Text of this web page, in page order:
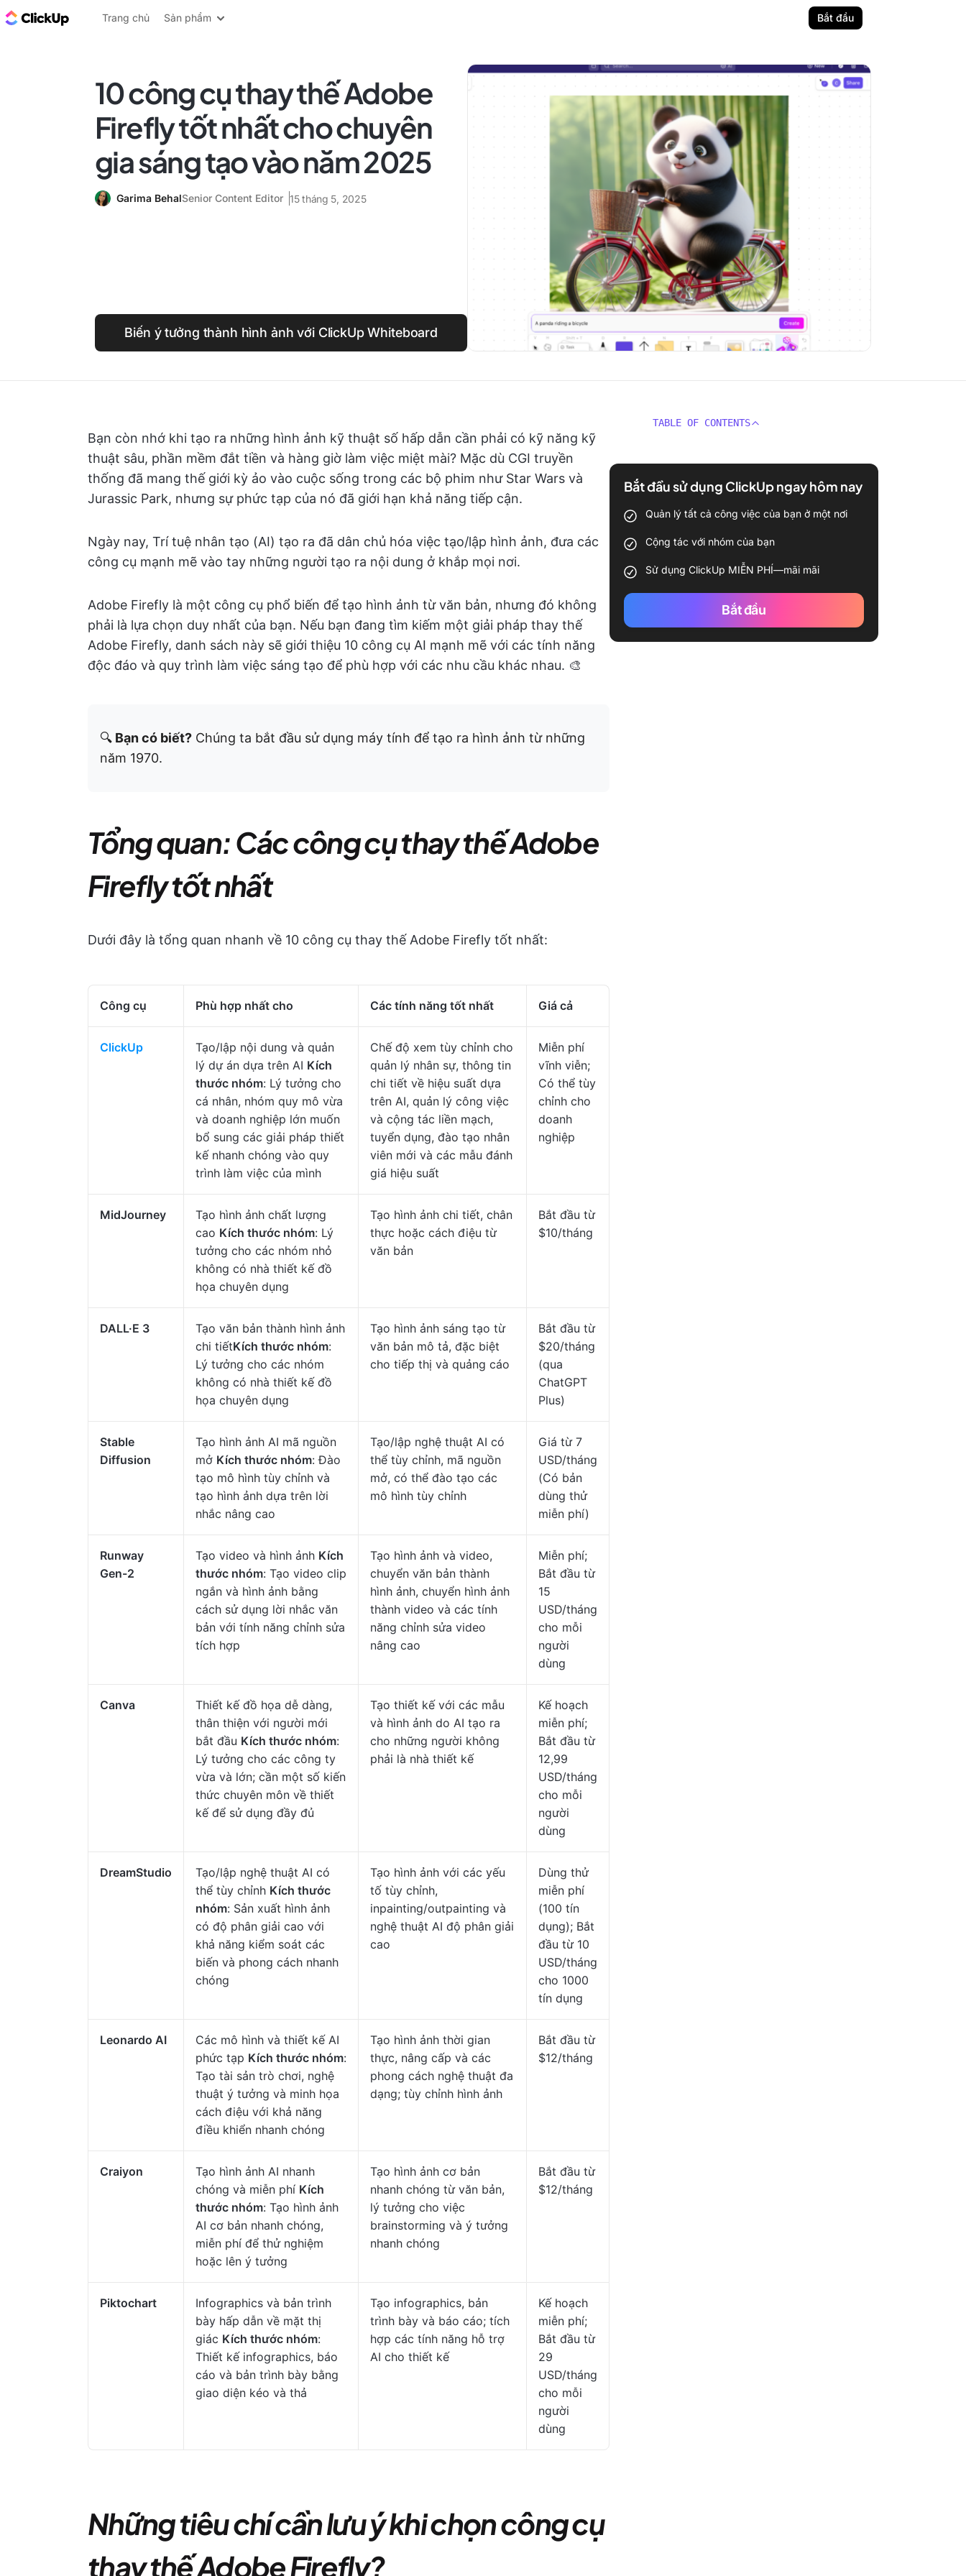
ClickUp Blog
Trang chủ Sản phẩm Bắt đầu
10 công cụ thay thế Adobe
Firefly tốt nhất cho chuyên
gia sáng tạo vào năm 2025
Garima BehalSenior Content Editor 15 tháng 5, 2025
Biến ý tưởng thành hình ảnh với ClickUp Whiteboard
Bạn còn nhớ khi tạo ra những hình ảnh kỹ thuật số hấp dẫn cần phải có kỹ năng kỹ
thuật sâu, phần mềm đắt tiền và hàng giờ làm việc miệt mài? Mặc dù CGI truyền
thống đã mang thế giới kỳ ảo vào cuộc sống trong các bộ phim như Star Wars và
Jurassic Park, nhưng sự phức tạp của nó đã giới hạn khả năng tiếp cận.
Ngày nay, Trí tuệ nhân tạo (AI) tạo ra đã dân chủ hóa việc tạo/lập hình ảnh, đưa các
công cụ mạnh mẽ vào tay những người tạo ra nội dung ở khắp mọi nơi.
Adobe Firefly là một công cụ phổ biến để tạo hình ảnh từ văn bản, nhưng đó không
phải là lựa chọn duy nhất của bạn. Nếu bạn đang tìm kiếm một giải pháp thay thế
Adobe Firefly, danh sách này sẽ giới thiệu 10 công cụ AI mạnh mẽ với các tính năng
độc đáo và quy trình làm việc sáng tạo để phù hợp với các nhu cầu khác nhau. 🎨
🔍 Bạn có biết? Chúng ta bắt đầu sử dụng máy tính để tạo ra hình ảnh từ những
năm 1970.
Tổng quan: Các công cụ thay thế Adobe
Firefly tốt nhất
Dưới đây là tổng quan nhanh về 10 công cụ thay thế Adobe Firefly tốt nhất:
Công cụ Phù hợp nhất cho Các tính năng tốt nhất Giá cả
ClickUp
Tạo/lập nội dung và quản
lý dự án dựa trên AI Kích
thước nhóm: Lý tưởng cho
cá nhân, nhóm quy mô vừa
và doanh nghiệp lớn muốn
bổ sung các giải pháp thiết
kế nhanh chóng vào quy
trình làm việc của mình
Chế độ xem tùy chỉnh cho
quản lý nhân sự, thông tin
chi tiết về hiệu suất dựa
trên AI, quản lý công việc
và cộng tác liền mạch,
tuyển dụng, đào tạo nhân
viên mới và các mẫu đánh
giá hiệu suất
Miễn phí
vĩnh viễn;
Có thể tùy
chỉnh cho
doanh
nghiệp
MidJourney
Tạo hình ảnh chất lượng
cao Kích thước nhóm: Lý
tưởng cho các nhóm nhỏ
không có nhà thiết kế đồ
họa chuyên dụng
Tạo hình ảnh chi tiết, chân
thực hoặc cách điệu từ
văn bản
Bắt đầu từ
$10/tháng
DALL·E 3
Tạo văn bản thành hình ảnh
chi tiếtKích thước nhóm:
Lý tưởng cho các nhóm
không có nhà thiết kế đồ
họa chuyên dụng
Tạo hình ảnh sáng tạo từ
văn bản mô tả, đặc biệt
cho tiếp thị và quảng cáo
Bắt đầu từ
$20/tháng
(qua
ChatGPT
Plus)
Stable
Diffusion
Tạo hình ảnh AI mã nguồn
mở Kích thước nhóm: Đào
tạo mô hình tùy chỉnh và
tạo hình ảnh dựa trên lời
nhắc nâng cao
Tạo/lập nghệ thuật AI có
thể tùy chỉnh, mã nguồn
mở, có thể đào tạo các
mô hình tùy chỉnh
Giá từ 7
USD/tháng
(Có bản
dùng thử
miễn phí)
Runway
Gen-2
Tạo video và hình ảnh Kích
thước nhóm: Tạo video clip
ngắn và hình ảnh bằng
cách sử dụng lời nhắc văn
bản với tính năng chỉnh sửa
tích hợp
Tạo hình ảnh và video,
chuyển văn bản thành
hình ảnh, chuyển hình ảnh
thành video và các tính
năng chỉnh sửa video
nâng cao
Miễn phí;
Bắt đầu từ
15
USD/tháng
cho mỗi
người
dùng
Canva
Thiết kế đồ họa dễ dàng,
thân thiện với người mới
bắt đầu Kích thước nhóm:
Lý tưởng cho các công ty
vừa và lớn; cần một số kiến
thức chuyên môn về thiết
kế để sử dụng đầy đủ
Tạo thiết kế với các mẫu
và hình ảnh do AI tạo ra
cho những người không
phải là nhà thiết kế
Kế hoạch
miễn phí;
Bắt đầu từ
12,99
USD/tháng
cho mỗi
người
dùng
DreamStudio
Tạo/lập nghệ thuật AI có
thể tùy chỉnh Kích thước
nhóm: Sản xuất hình ảnh
có độ phân giải cao với
khả năng kiểm soát các
biến và phong cách nhanh
chóng
Tạo hình ảnh với các yếu
tố tùy chỉnh,
inpainting/outpainting và
nghệ thuật AI độ phân giải
cao
Dùng thử
miễn phí
(100 tín
dụng); Bắt
đầu từ 10
USD/tháng
cho 1000
tín dụng
Leonardo AI
Các mô hình và thiết kế AI
phức tạp Kích thước nhóm:
Tạo tài sản trò chơi, nghệ
thuật ý tưởng và minh họa
cách điệu với khả năng
điều khiển nhanh chóng
Tạo hình ảnh thời gian
thực, nâng cấp và các
phong cách nghệ thuật đa
dạng; tùy chỉnh hình ảnh
Bắt đầu từ
$12/tháng
Craiyon
Tạo hình ảnh AI nhanh
chóng và miễn phí Kích
thước nhóm: Tạo hình ảnh
AI cơ bản nhanh chóng,
miễn phí để thử nghiệm
hoặc lên ý tưởng
Tạo hình ảnh cơ bản
nhanh chóng từ văn bản,
lý tưởng cho việc
brainstorming và ý tưởng
nhanh chóng
Bắt đầu từ
$12/tháng
Piktochart
Infographics và bản trình
bày hấp dẫn về mặt thị
giác Kích thước nhóm:
Thiết kế infographics, báo
cáo và bản trình bày bằng
giao diện kéo và thả
Tạo infographics, bản
trình bày và báo cáo; tích
hợp các tính năng hỗ trợ
AI cho thiết kế
Kế hoạch
miễn phí;
Bắt đầu từ
29
USD/tháng
cho mỗi
người
dùng
Những tiêu chí cần lưu ý khi chọn công cụ
thay thế Adobe Firefly?
TABLE OF CONTENTS
Bắt đầu sử dụng ClickUp ngay hôm nay
Quản lý tất cả công việc của bạn ở một nơi
Cộng tác với nhóm của bạn
Sử dụng ClickUp MIỄN PHÍ—mãi mãi
Bắt đầu